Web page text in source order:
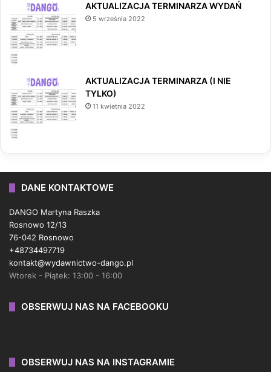
AKTUALIZACJA TERMINARZA WYDAŃ
5 września 2022
AKTUALIZACJA TERMINARZA (I NIE
TYLKO)
11 kwietnia 2022
DANE KONTAKTOWE
DANGO Martyna Raszka
Rosnowo 12/13
76-042 Rosnowo
+48734497719
kontakt@wydawnictwo-dango.pl
Wtorek - Piątek: 13:00 - 16:00
OBSERWUJ NAS NA FACEBOOKU
OBSERWUJ NAS NA INSTAGRAMIE